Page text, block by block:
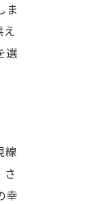
ま
選
線
幸